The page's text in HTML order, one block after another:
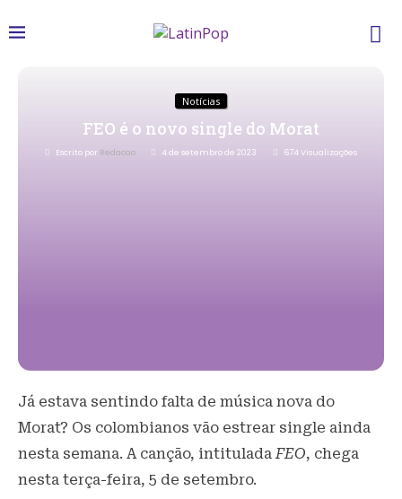
Notícias
FEO é o novo single do Morat
Escrito por Redacao 4 de setembro de 2023 674Visualizações
Já estava sentindo falta de música nova do
Morat? Os colombianos vão estrear single ainda
nesta semana. A canção, intituladaFEO, chega
nesta terça-feira, 5 de setembro.